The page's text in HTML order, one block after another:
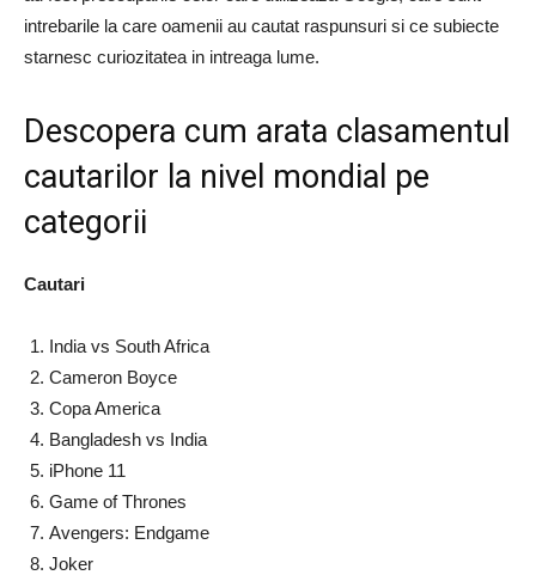
intrebarile la care oamenii au cautat raspunsuri si ce subiecte
starnesc curiozitatea in intreaga lume.
Descopera cum arata clasamentul
cautarilor la nivel mondial pe
categorii
Cautari
India vs South Africa
Cameron Boyce
Copa America
Bangladesh vs India
iPhone 11
Game of Thrones
Avengers: Endgame
Joker